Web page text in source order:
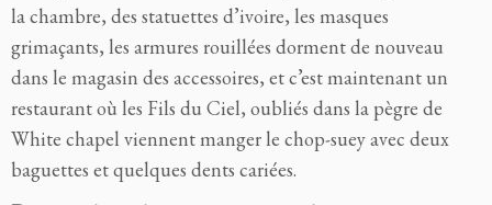
la chambre, des statuettes d’ivoire, les masques
grimaçants, les armures rouillées dorment de nouveau
dans le magasin des accessoires, et c’est maintenant un
restaurant où les Fils du Ciel, oubliés dans la pègre de
White chapel viennent manger le chop-suey avec deux
baguettes et quelques dents cariées.